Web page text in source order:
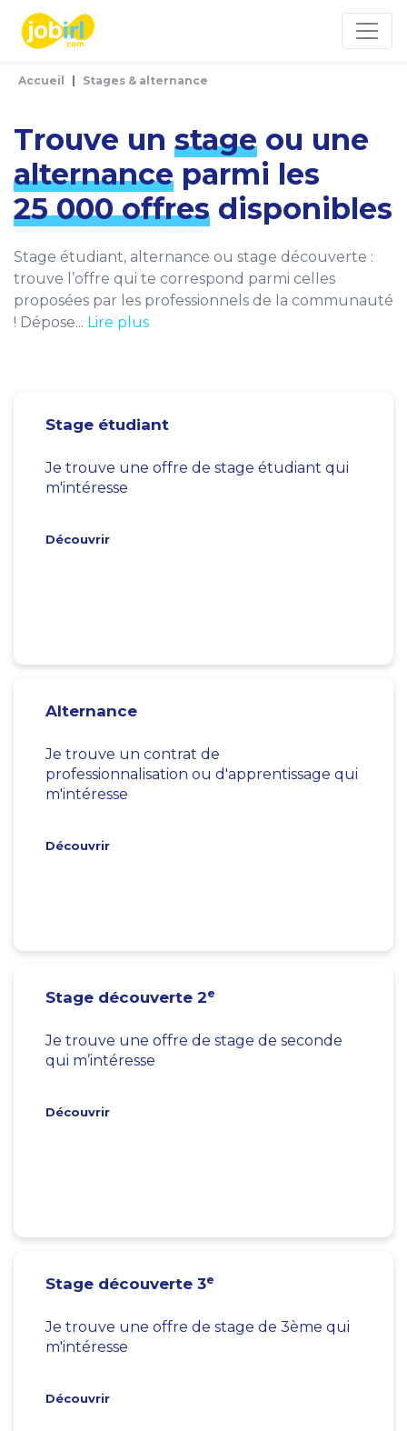
Accueil Stages & alternance
Trouve un stage ou une
alternance parmi les
25 000 offres disponibles
Stage étudiant, alternance ou stage découverte :
trouve l’offre qui te correspond parmi celles
proposées par les professionnels de la communauté
! Dépose... Lire plus
Stage étudiant
Je trouve une offre de stage étudiant qui
m'intéresse
Découvrir
Alternance
Je trouve un contrat de
professionnalisation ou d'apprentissage qui
m'intéresse
Découvrir
Stage découverte 2e
Je trouve une offre de stage de seconde
qui m’intéresse
Découvrir
Stage découverte 3e
Je trouve une offre de stage de 3ème qui
m'intéresse
Découvrir
Panneau de gestion des cookies